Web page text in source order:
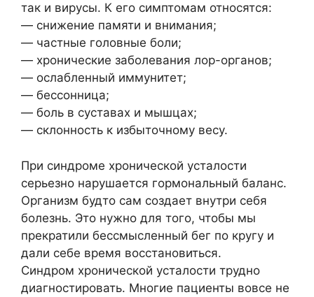
так и вирусы. К его симптомам относятся:
— снижение памяти и внимания;
— частные головные боли;
— хронические заболевания лор-органов;
— ослабленный иммунитет;
— бессонница;
— боль в суставах и мышцах;
— склонность к избыточному весу.
При синдроме хронической усталости
серьезно нарушается гормональный баланс.
Организм будто сам создает внутри себя
болезнь. Это нужно для того, чтобы мы
прекратили бессмысленный бег по кругу и
дали себе время восстановиться.
Синдром хронической усталости трудно
диагностировать. Многие пациенты вовсе не